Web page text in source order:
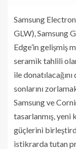
Samsung
GLW), Samsung
Edge’in gelişmiş
seramik tahlili
ile
sonlarını
Samsung ve
tasarlanmış,
güçlerini
istikrarda tutan